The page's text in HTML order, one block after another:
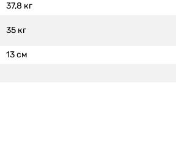
37,8 кг
35 кг
13 см